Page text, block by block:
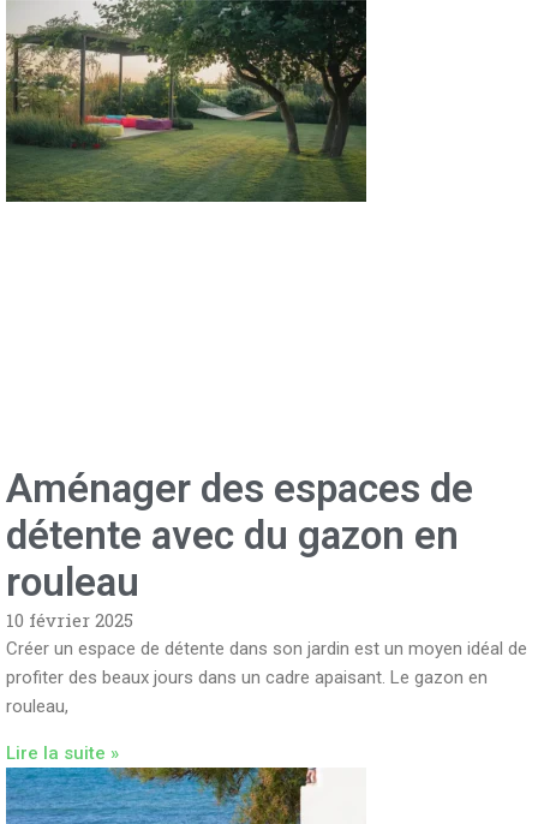
Aménager des espaces de
détente avec du gazon en
rouleau
10 février 2025
Créer un espace de détente dans son jardin est un moyen idéal de
profiter des beaux jours dans un cadre apaisant. Le gazon en
rouleau,
Lire la suite »